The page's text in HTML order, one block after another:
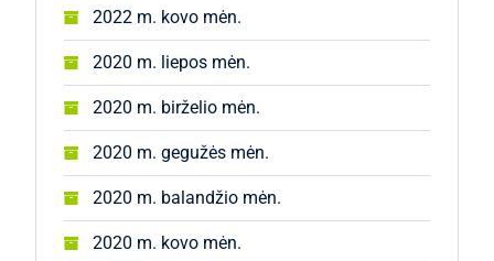
2022 m. kovo mėn.
2020 m. liepos mėn.
2020 m. birželio mėn.
2020 m. gegužės mėn.
2020 m. balandžio mėn.
2020 m. kovo mėn.